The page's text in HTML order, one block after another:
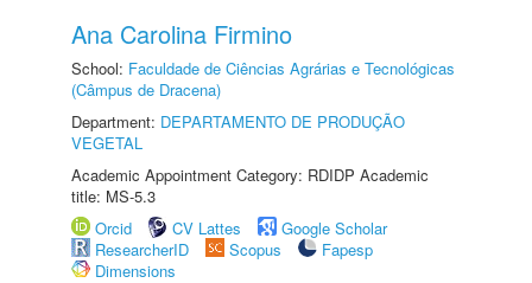
Ana Carolina Firmino
School: Faculdade de Ciências Agrárias e Tecnológicas
(Câmpus de Dracena)
Department: DEPARTAMENTO DE PRODUÇÃO
VEGETAL
Academic Appointment Category: RDIDP Academic
title: MS-5.3
Orcid
CV Lattes
Google Scholar
ResearcherID
Scopus
Fapesp
Dimensions